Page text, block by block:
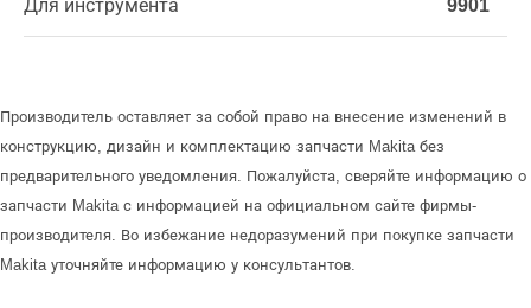
Для инструмента 9901
Производитель оставляет за собой право на внесение изменений в
конструкцию, дизайн и комплектацию запчасти Makita без
предварительного уведомления. Пожалуйста, сверяйте информацию о
запчасти Makita с информацией на официальном сайте фирмы-
производителя. Во избежание недоразумений при покупке запчасти
Makita уточняйте информацию у консультантов.